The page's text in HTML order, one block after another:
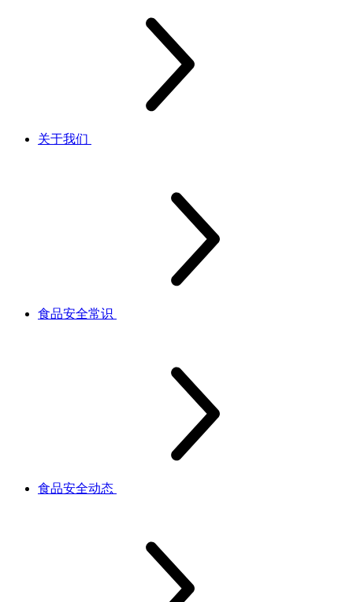
关于我们
食品安全常识
食品安全动态